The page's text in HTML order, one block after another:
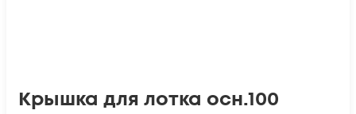
Крышка для лотка осн.100